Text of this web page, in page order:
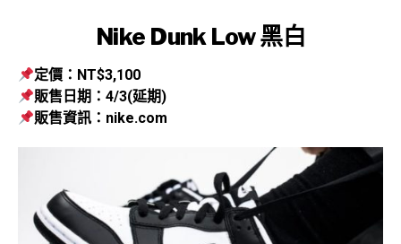
Nike Dunk Low 黑白
定價：NT$3,100
販售日期：4/3(延期)
販售資訊：nike.com